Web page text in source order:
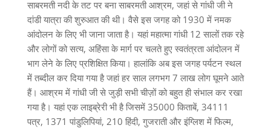
साबरमती नदी के तट पर बना साबरमती आश्रम, जहां से गांधी जी ने
दांडी यात्रा की शुरुआत की थी। वैसे इस जगह को 1930 में नमक
आंदोलन के लिए भी जाना जाता है। यहां महात्मा गांधी 12 सालों तक रहे
और लोगों को सत्य, अहिंसा के मार्ग पर चलते हुए स्वतंत्रता आंदोलन में
भाग लेने के लिए प्रशिक्षित किया। हालांकि अब इस जगह पर्यटन स्थल
में तब्दील कर दिया गया है जहां हर साल लगभग 7 लाख लोग घूमने आते
हैं। आश्रम में गांधी जी से जुड़ी सभी चीज़ों को बहुत ही संभाल कर रखा
गया है। यहां एक लाइब्रेरी भी है जिसमें 35000 किताबें, 34111
पत्र, 1371 पांडुलिपियां, 210 हिंदी, गुजराती और इंग्लिश में फिल्म,